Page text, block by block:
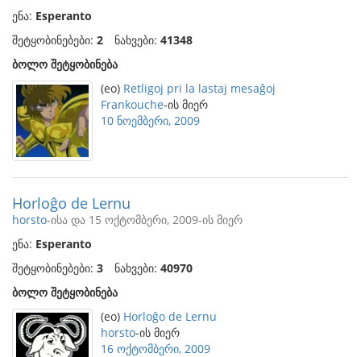
ენა: Esperanto
შეტყობინებები: 2 ნახვები: 41348
ბოლო შეტყობინება
(eo) Retligoj pri la lastaj mesaĝoj
Frankouche-ის მიერ
10 ნოემბერი, 2009
Horloĝo de Lernu
horsto-ისა და 15 ოქტომბერი, 2009-ის მიერ
ენა: Esperanto
შეტყობინებები: 3 ნახვები: 40970
ბოლო შეტყობინება
(eo) Horloĝo de Lernu
horsto-ის მიერ
16 ოქტომბერი, 2009